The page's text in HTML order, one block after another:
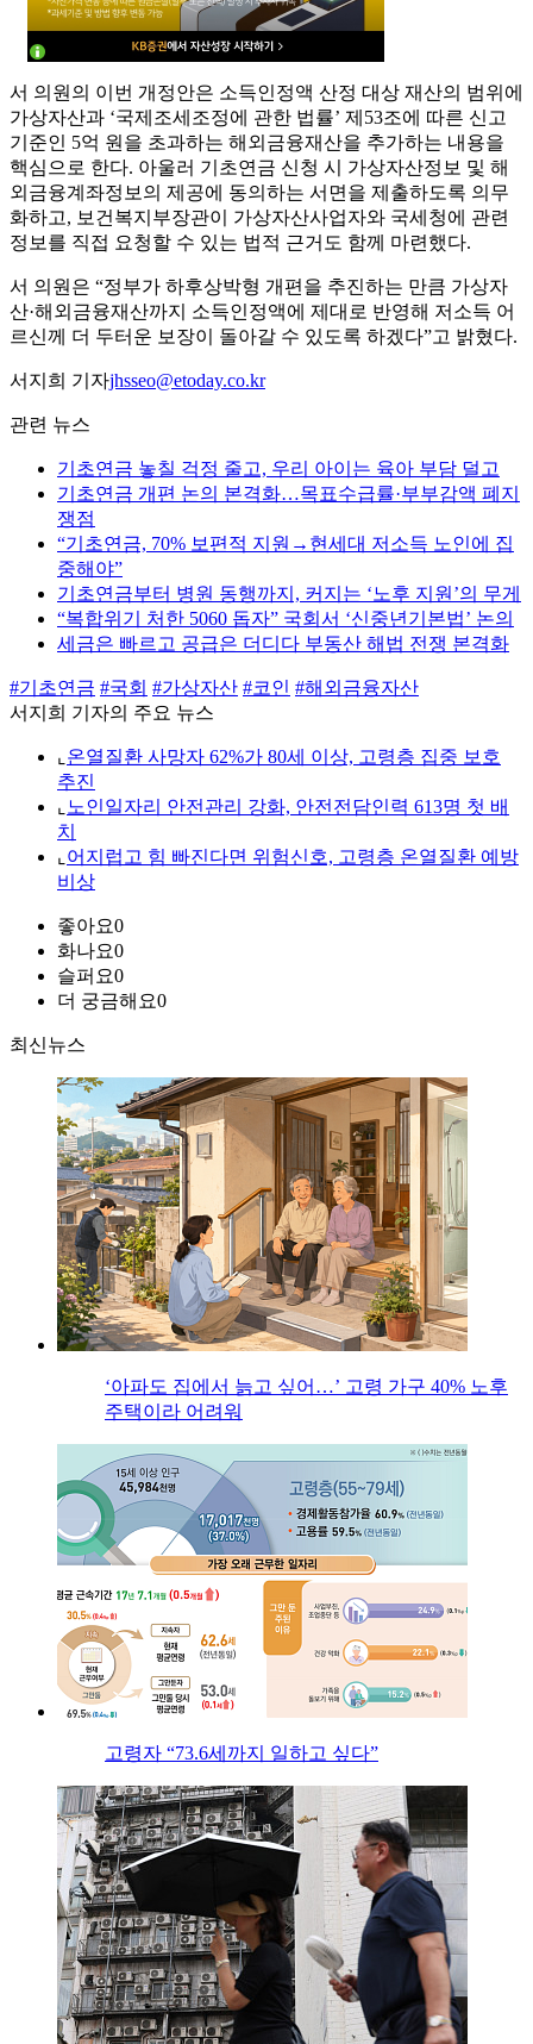
서 의원의 이번 개정안은 소득인정액 산정 대상 재산의 범위에
가상자산과 ‘국제조세조정에 관한 법률’ 제53조에 따른 신고
기준인 5억 원을 초과하는 해외금융재산을 추가하는 내용을
핵심으로 한다. 아울러 기초연금 신청 시 가상자산정보 및 해
외금융계좌정보의 제공에 동의하는 서면을 제출하도록 의무
화하고, 보건복지부장관이 가상자산사업자와 국세청에 관련
정보를 직접 요청할 수 있는 법적 근거도 함께 마련했다.
서 의원은 “정부가 하후상박형 개편을 추진하는 만큼 가상자
산·해외금융재산까지 소득인정액에 제대로 반영해 저소득 어
르신께 더 두터운 보장이 돌아갈 수 있도록 하겠다”고 밝혔다.
서지희 기자jhsseo@etoday.co.kr
관련 뉴스
기초연금 놓칠 걱정 줄고, 우리 아이는 육아 부담 덜고
기초연금 개편 논의 본격화…목표수급률·부부감액 폐지
쟁점
“기초연금, 70% 보편적 지원→현세대 저소득 노인에 집
중해야”
기초연금부터 병원 동행까지, 커지는 ‘노후 지원’의 무게
“복합위기 처한 5060 돕자” 국회서 ‘신중년기본법’ 논의
세금은 빠르고 공급은 더디다 부동산 해법 전쟁 본격화
#기초연금 #국회 #가상자산 #코인 #해외금융자산
서지희 기자의 주요 뉴스
⌞ 온열질환 사망자 62%가 80세 이상, 고령층 집중 보호
추진
⌞ 노인일자리 안전관리 강화, 안전전담인력 613명 첫 배
치
⌞ 어지럽고 힘 빠진다면 위험신호, 고령층 온열질환 예방
비상
좋아요0
화나요0
슬퍼요0
더 궁금해요0
최신뉴스
‘아파도 집에서 늙고 싶어…’ 고령 가구 40% 노후
주택이라 어려워
고령자 “73.6세까지 일하고 싶다”